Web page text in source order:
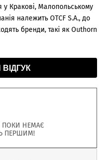
у Кракові, Малопольському
належить OTCF S.A., до
бренди, такі як Outhorn
ПОКИ НЕМАЄ
ПЕРШИМ!